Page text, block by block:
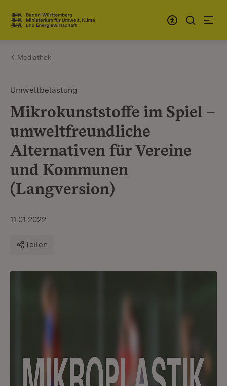
Zum Inhalt springen
Link zur Startseite
Mediathek
Umweltbelastung
Mikrokunststoffe im Spiel –
umweltfreundliche
Alternativen für Vereine
und Kommunen
(Langversion)
11.01.2022
Teilen